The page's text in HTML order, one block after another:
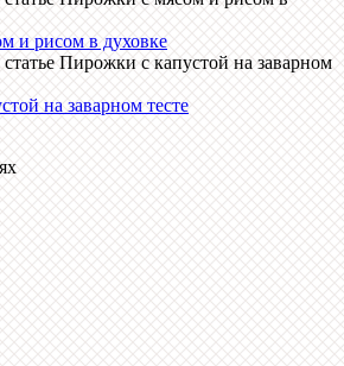
и рисом в духовке
на заварном тесте